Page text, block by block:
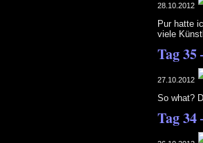
28.10.2012
Pur hatte
viele
Tag
27.10.2012
So what?
Tag